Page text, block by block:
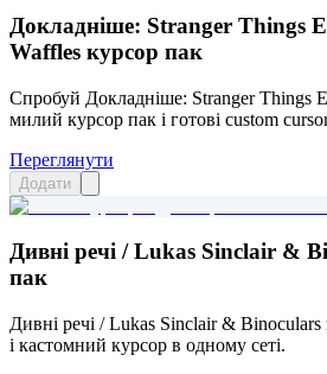
Докладніше: Stranger Things
Waffles курсор пак
Спробуй Докладніше: Stranger Things
милий курсор пак і готові custom
Переглянути
Додати
Дивні речі / Lukas Sinclair &
пак
Дивні речі / Lukas Sinclair &
і кастомний курсор в одному сеті.